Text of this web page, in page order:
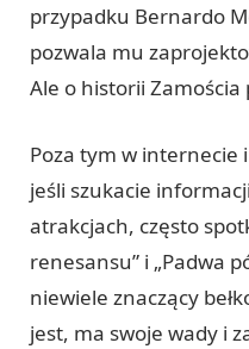
przypadku Bernardo
pozwala mu
Ale o historii Zamościa
Poza tym w internecie
jeśli szukacie
atrakcjach, często
renesansu” i „Padwa
niewiele znaczący
jest, ma swoje wady i